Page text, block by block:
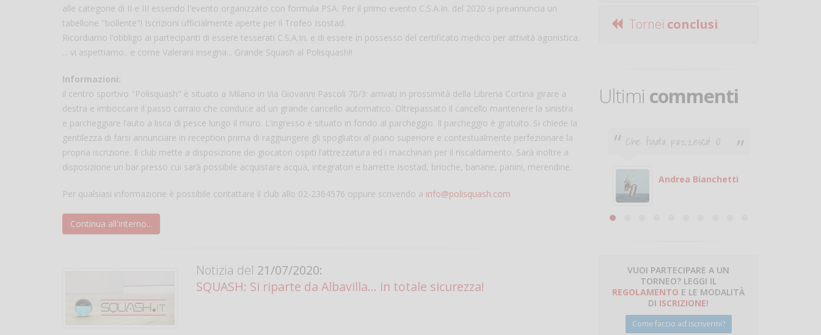
alle categorie di II e III essendo l'evento organizzato con formula PSA. Per il primo evento C.S.A.In. del 2020 si preannuncia un
tabellone "bollente"! Iscrizioni ufficialmente aperte per il Trofeo Isostad.
Ricordiamo l’obbligo ai partecipanti di essere tesserati C.S.A.In. e di essere in possesso del certificato medico per attività agonistica.
... vi aspettiamo.. e come Valerani insegna... Grande Squash al Polisquash!!
Informazioni:
il centro sportivo "Polisquash" è situato a Milano in Via Giovanni Pascoli 70/3: arrivati in prossimità della Libreria Cortina girare a
destra e imboccare il passo carraio che conduce ad un grande cancello automatico. Oltrepassato il cancello mantenere la sinistra
e parcheggiare l’auto a lisca di pesce lungo il muro. L’ingresso è situato in fondo al parcheggio. Il parcheggio è gratuito. Si chiede la
gentilezza di farsi annunciare in reception prima di raggiungere gli spogliatoi al piano superiore e contestualmente perfezionare la
propria iscrizione. Il club mette a disposizione dei giocatori ospiti l’attrezzatura ed i macchinari per il riscaldamento. Sarà inoltre a
disposizione un bar presso cui sarà possibile acquistare acqua, integratori e barrette Isostad, brioche, banane, panini, merendine.
Per qualsiasi informazione è possibile contattare il club allo 02-2364576 oppure scrivendo a info@polisquash.com
Continua all'interno...
Notizia del 21/07/2020:
SQUASH: Si riparte da Albavilla... in totale sicurezza!
Tornei conclusi
Ultimi commenti
Salve,
come fare per prenotare
il campo per giocare con
un mio amico?
Devo chiamare il numero
Che figata pazzesca! :O
Andrea Bianchetti
VUOI PARTECIPARE A UN
TORNEO? LEGGI IL
REGOLAMENTO E LE MODALITÀ
DI ISCRIZIONE!
Come faccio ad iscrivermi?